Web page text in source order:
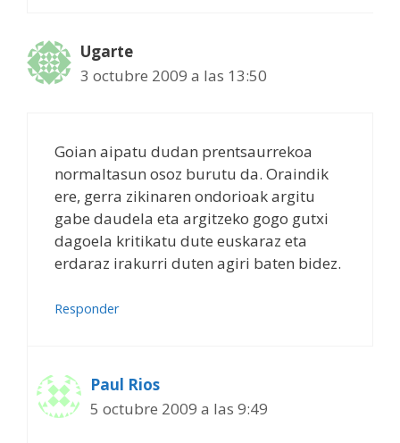
Ugarte
3 octubre 2009 a las 13:50
Goian aipatu dudan prentsaurrekoa
normaltasun osoz burutu da. Oraindik
ere, gerra zikinaren ondorioak argitu
gabe daudela eta argitzeko gogo gutxi
dagoela kritikatu dute euskaraz eta
erdaraz irakurri duten agiri baten bidez.
Responder
Paul Rios
5 octubre 2009 a las 9:49